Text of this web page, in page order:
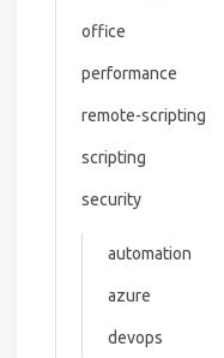
office
performance
remote-scripting
scripting
security
automation
azure
devops